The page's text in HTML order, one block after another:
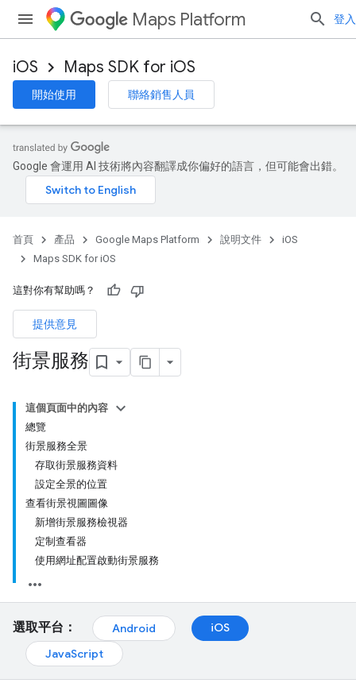
Maps Platform 登入
iOS Maps SDK for iOS
開始使用 聯絡銷售人員
Google 會運用 AI 技術將內容翻譯成你偏好的語言，但可能會出錯。
首頁 產品 Google Maps Platform 說明文件
iOS
Maps SDK for iOS
這對你有幫助嗎？
提供意見
街景服務
這個頁面中的內容
總覽
街景服務全景
存取街景服務資料
設定全景的位置
查看街景視圖圖像
新增街景服務檢視器
定制查看器
使用網址配置啟動街景服務
選取平台： Android
iOS
JavaScript